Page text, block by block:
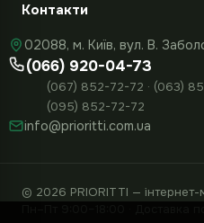
Контакти
02088, м. Київ, вул. В.
(066) 920-04-73
(067) 852-72-72 · (063)
(095) 852-72-72
info@prioritti.com.ua
© 2026 PRIORITTI — інтернет-